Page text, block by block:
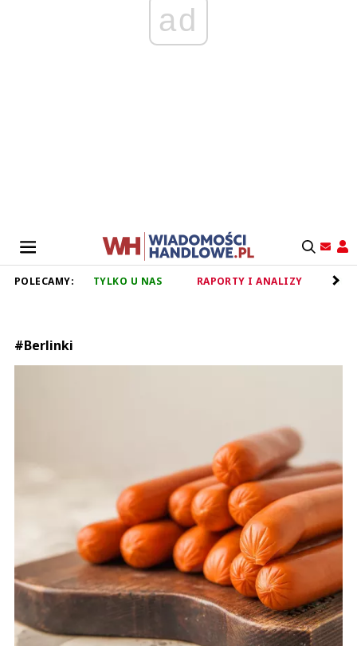
ad
POLECAMY: TYLKO U NAS RAPORTY I ANALIZY
#Berlinki